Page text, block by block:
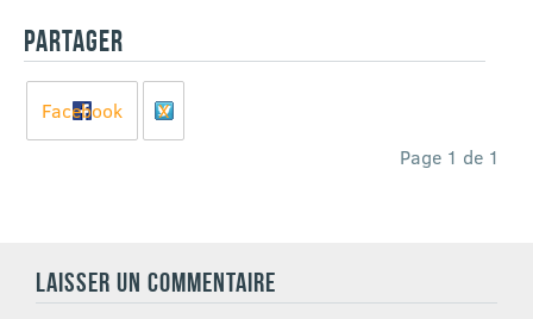
PARTAGER
Facebook
X
Page 1 de 1
LAISSER UN COMMENTAIRE